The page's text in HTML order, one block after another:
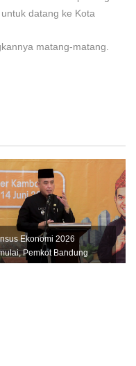
datang ke Kota
matang-matang.
Ekonomi 2026
Pemkot Bandung